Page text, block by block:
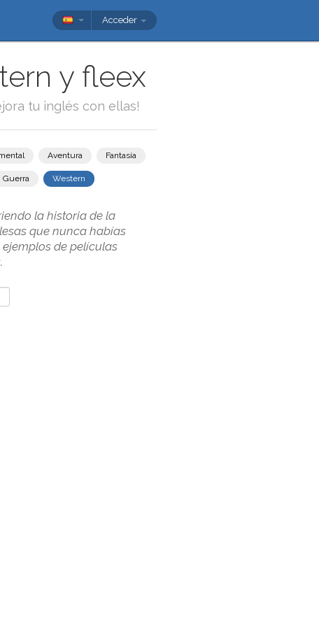
Acceder
y fleex
tu inglés con ellas!
Aventura Fantasía
Guerra Western
la historia de la
que nunca habías
de películas